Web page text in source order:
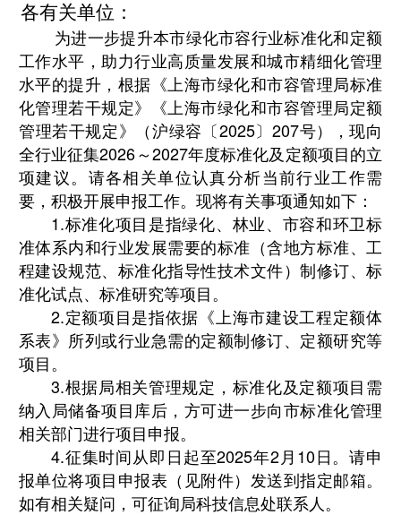
各有关单位：
为进一步提升本市绿化市容行业标准化和定额
工作水平，助力行业高质量发展和城市精细化管理
水平的提升，根据《上海市绿化和市容管理局标准
化管理若干规定》《上海市绿化和市容管理局定额
管理若干规定》（沪绿容〔2025〕207号），现向
全行业征集2026～2027年度标准化及定额项目的立
项建议。请各相关单位认真分析当前行业工作需
要，积极开展申报工作。现将有关事项通知如下：
1.标准化项目是指绿化、林业、市容和环卫标
准体系内和行业发展需要的标准（含地方标准、工
程建设规范、标准化指导性技术文件）制修订、标
准化试点、标准研究等项目。
2.定额项目是指依据《上海市建设工程定额体
系表》所列或行业急需的定额制修订、定额研究等
项目。
3.根据局相关管理规定，标准化及定额项目需
纳入局储备项目库后，方可进一步向市标准化管理
相关部门进行项目申报。
4.征集时间从即日起至2025年2月10日。请申
报单位将项目申报表（见附件）发送到指定邮箱。
如有相关疑问，可征询局科技信息处联系人。